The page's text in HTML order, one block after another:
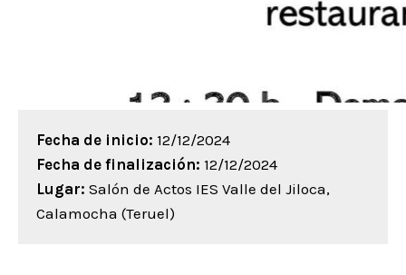
Fecha de inicio: 12/12/2024
Fecha de finalización: 12/12/2024
Lugar: Salón de Actos IES Valle del Jiloca,
Calamocha (Teruel)